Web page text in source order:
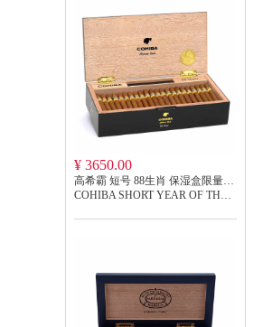
¥ 3650.00